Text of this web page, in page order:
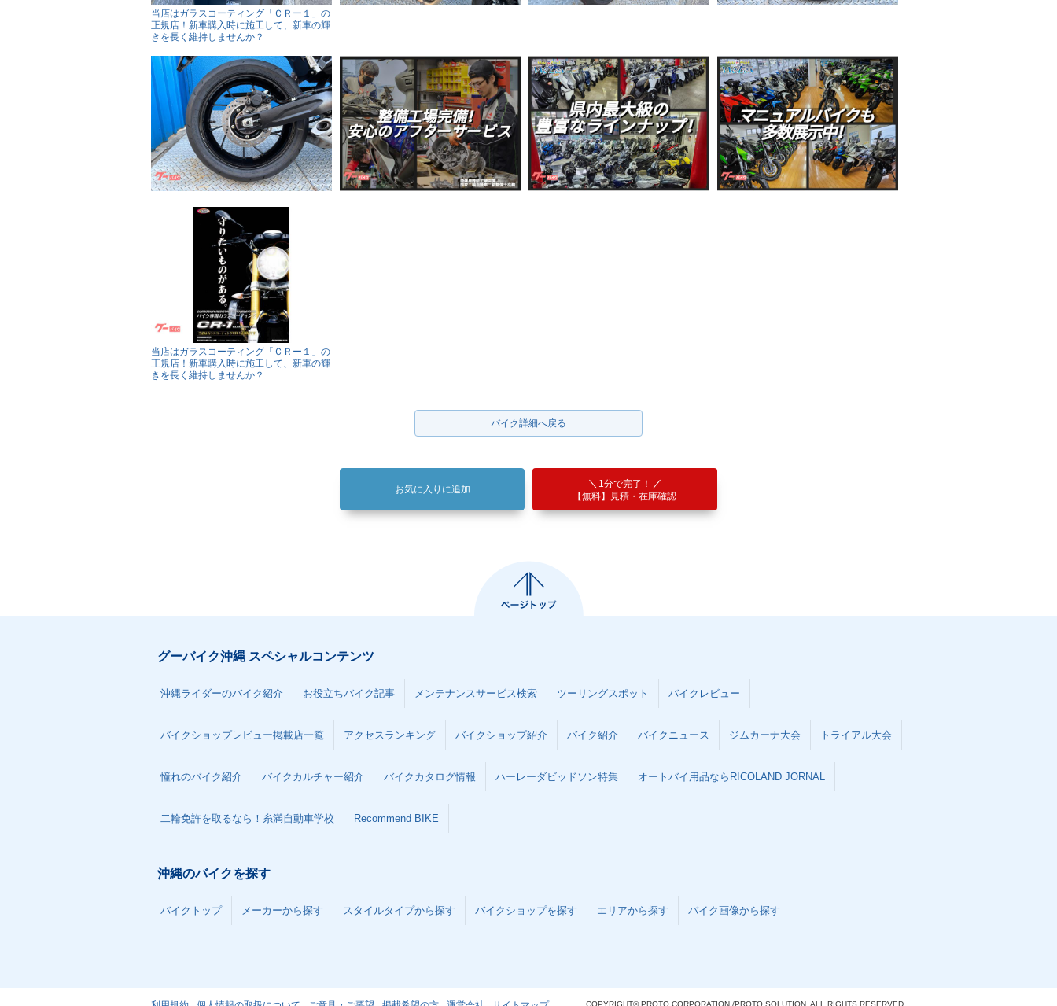
当店はガラスコーティング「ＣＲー１」の
正規店！新車購入時に施工して、新車の輝
きを長く維持しませんか？
当店はガラスコーティング「ＣＲー１」の
正規店！新車購入時に施工して、新車の輝
きを長く維持しませんか？
バイク詳細へ戻る
お気に入りに追加
1分で完了！
【無料】見積・在庫確認
グーバイク沖縄 スペシャルコンテンツ
沖縄ライダーのバイク紹介 お役立ちバイク記事 メンテナンスサービス検索 ツーリングスポット バイクレビュー
バイクショップレビュー掲載店一覧 アクセスランキング バイクショップ紹介 バイク紹介 バイクニュース ジムカーナ大会 トライアル大会
憧れのバイク紹介 バイクカルチャー紹介 バイクカタログ情報 ハーレーダビッドソン特集 オートバイ用品ならRICOLAND JORNAL
二輪免許を取るなら！糸満自動車学校 Recommend BIKE
沖縄のバイクを探す
バイクトップ メーカーから探す スタイルタイプから探す バイクショップを探す エリアから探す バイク画像から探す
COPYRIGHT© PROTO CORPORATION./PROTO SOLUTION. ALL RIGHTS RESERVED.